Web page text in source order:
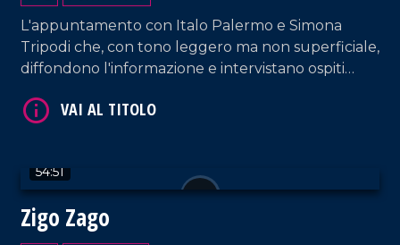
L'appuntamento con Italo Palermo e Simona
Tripodi che, con tono leggero ma non superficiale,
diffondono l'informazione e intervistano ospiti
Lamezia Terme.
54:51
Zigo Zago
VAI AL TITOLO